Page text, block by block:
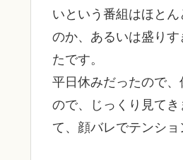
いという番組はほと
のか、あるいは盛り
たです。
平日休みだったので
ので、じっくり見て
て、顔バレでテンシ